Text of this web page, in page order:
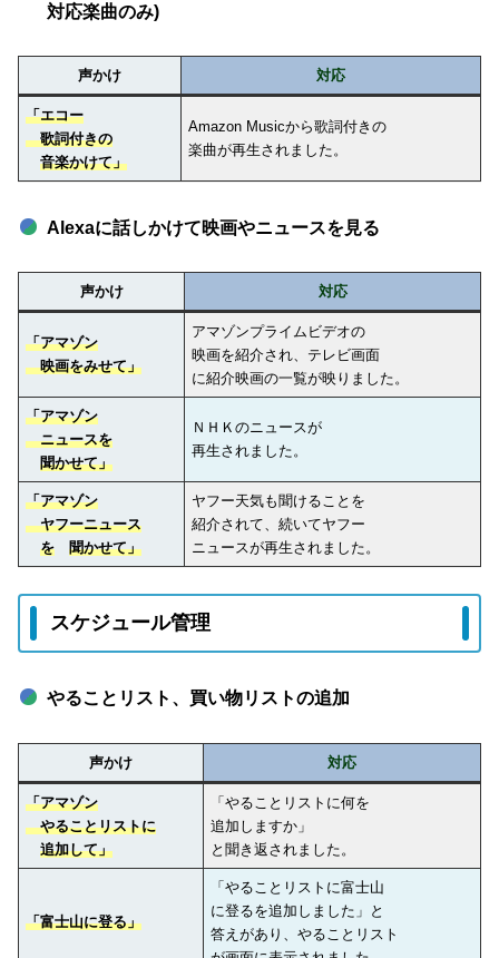
対応楽曲のみ)
声かけ 対応
「エコー
歌詞付きの
音楽かけて」
Amazon Musicから歌詞付きの
楽曲が再生されました。
Alexaに話しかけて映画やニュースを見る
声かけ 対応
「アマゾン
映画をみせて」
アマゾンプライムビデオの
映画を紹介され、テレビ画面
に紹介映画の一覧が映りました。
「アマゾン
ニュースを
聞かせて」
ＮＨＫのニュースが
再生されました。
「アマゾン
ヤフーニュース
を
聞かせて」
ヤフー天気も聞けることを
紹介されて、続いてヤフー
ニュースが再生されました。
スケジュール管理
やることリスト、買い物リストの追加
声かけ 対応
「アマゾン
やることリストに
追加して」
「やることリストに何を
追加しますか」
と聞き返されました。
「富士山に登る」
「やることリストに富士山
に登るを追加しました」と
答えがあり、やることリスト